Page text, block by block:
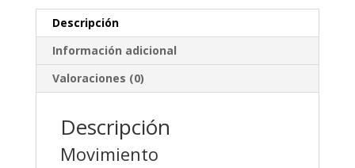
Descripción
Información adicional
Valoraciones (0)
Descripción
Movimiento